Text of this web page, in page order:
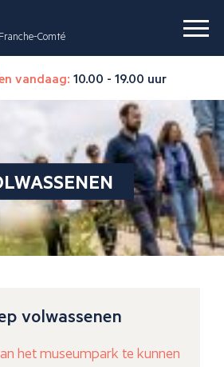
Comté
vandaag: 10.00 - 19.00 uur
volwassenen
het museumpark te kunnen